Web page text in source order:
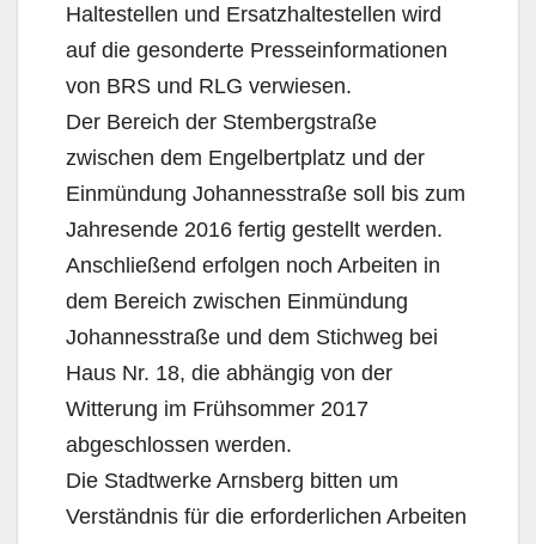
Haltestellen und Ersatzhaltestellen wird
auf die gesonderte Presseinformationen
von BRS und RLG verwiesen.
Der Bereich der Stembergstraße
zwischen dem Engelbertplatz und der
Einmündung Johannesstraße soll bis zum
Jahresende 2016 fertig gestellt werden.
Anschließend erfolgen noch Arbeiten in
dem Bereich zwischen Einmündung
Johannesstraße und dem Stichweg bei
Haus Nr. 18, die abhängig von der
Witterung im Frühsommer 2017
abgeschlossen werden.
Die Stadtwerke Arnsberg bitten um
Verständnis für die erforderlichen Arbeiten